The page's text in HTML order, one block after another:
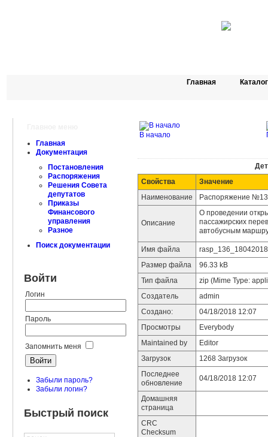
Главная
Главная
Документация
Постановления
Распоряжения
Решения Совета
депутатов
Приказы
Финансового
управления
Разное
Поиск документации
Войти
Логин
Пароль
Запомнить меня
Забыли пароль?
Забыли логин?
Быстрый поиск
В начало
Свойства
Значение
Наименование
Распоряжение
Описание
О проведении
пассажирских
автобусным
Имя файла
Размер файла
96.33 kB
Тип файла
zip (Mime Type:
Создатель
admin
Создано:
04/18/2018 12:07
Просмотры
Everybody
Maintained by
Editor
Загрузок
1268 Загрузок
Последнее
обновление
04/18/2018 12:07
Домашняя
страница
CRC
Checksum